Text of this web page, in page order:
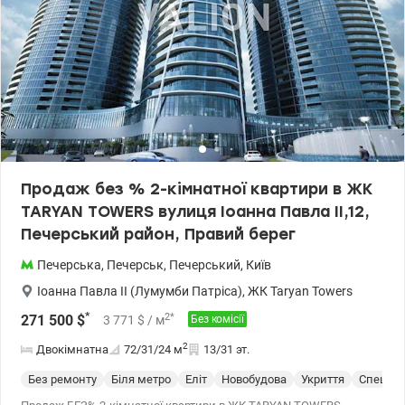
Дитячий майданчик та ігрова зона всередині будинку. Консьєрж
та room-сервіс. Закрито територію з контролем доступу.
Цілодобовий відеоспостереження з постами охорони. 4-
рівневий паркінг на глибині 17,3 м може використовуватись як
надійне укриття. Планується влаштування захисного укриття
Shelter Zone з максимально можливим комфортом: кінотеатр та
кухня, дитяча кімната, коворкінг, медичний пункт. Ціна 477 000
у.е. Марина, тел.: 063 392 35 35 valion.ua/1148826
Продаж без % 2-кімнатної квартири в ЖК
TARYAN TOWERS вулиця Іоанна Павла II,12,
Печерський район, Правий берег
Печерська, Печерськ, Печерський, Київ
Іоанна Павла II (Лумумби Патріса), ЖК Taryan Towers
271 500 $* 3 771 $ / м2* Без комісії
Двокімнатна 72/31/24 м2 13/31 эт.
Без ремонту Біля метро Еліт Новобудова Укриття